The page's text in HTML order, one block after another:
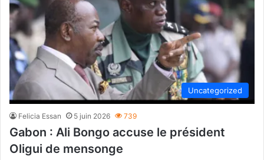
Uncategorized
Felicia Essan 5 juin 2026 739
Gabon : Ali Bongo accuse le président
Oligui de mensonge